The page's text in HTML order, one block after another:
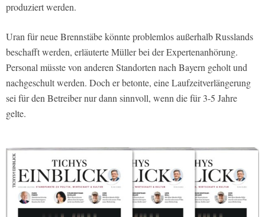
produziert werden.
Uran für neue Brennstäbe könnte problemlos außerhalb Russlands
beschafft werden, erläuterte Müller bei der Expertenanhörung.
Personal müsste von anderen Standorten nach Bayern geholt und
nachgeschult werden. Doch er betonte, eine Laufzeitverlängerung
sei für den Betreiber nur dann sinnvoll, wenn die für 3-5 Jahre
gelte.